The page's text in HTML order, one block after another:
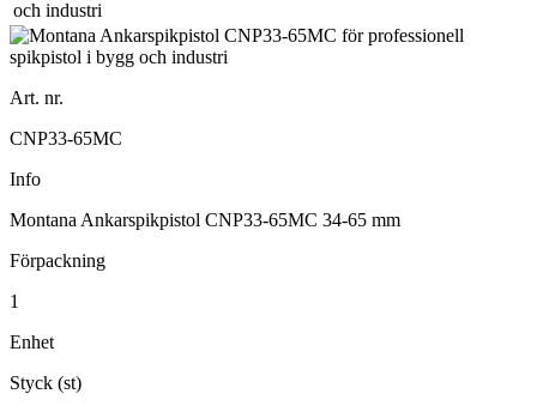
Art. nr.
CNP33-65MC
Info
Montana Ankarspikpistol CNP33-65MC 34-65 mm
Förpackning
1
Enhet
Styck (st)